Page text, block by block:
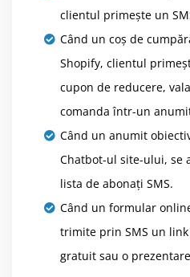
clientul primește un
Când un coș de
Shopify, clientul
cupon de reducere,
comanda într-un
Când un anumit
Chatbot-ul site-ului, se
lista de abonați SMS.
Când un formular
trimite prin SMS un
gratuit sau o